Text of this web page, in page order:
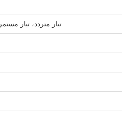
تيار متردد، تيار مستمر 12 فولت، USB-A، USB-C، شاحن لاسلكي